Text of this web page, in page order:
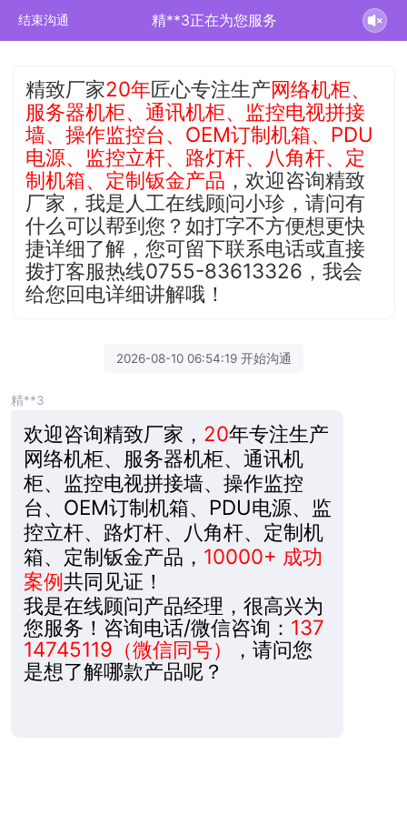
结束沟通 精**3正在为您服务
精致厂家20年匠心专注生产网络机柜、
服务器机柜、通讯机柜、监控电视拼接
墙、操作监控台、OEM订制机箱、PDU
电源、监控立杆、路灯杆、八角杆、定
制机箱、定制钣金产品 ，欢迎咨询精致
厂家，我是人工在线顾问小珍，请问有
什么可以帮到您？如打字不方便想更快
捷详细了解，您可留下联系电话或直接
拨打客服热线0755-83613326，我会
给您回电详细讲解哦！
2026-08-10 06:54:19 开始沟通
精**3
欢迎咨询精致厂家， 20年专注生产
网络机柜、服务器机柜、通讯机
柜、监控电视拼接墙、操作监控
台、OEM订制机箱、PDU电源、监
控立杆、路灯杆、八角杆、定制机
箱、定制钣金产品， 10000+ 成功
案例共同见证！
我是在线顾问产品经理，很高兴为
您服务！咨询电话/微信咨询： 137
14745119（微信同号）
，请问您
是想了解哪款产品呢？